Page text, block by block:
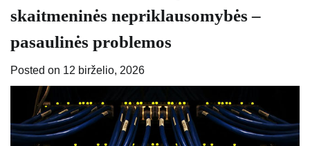
skaitmeninės nepriklausomybės –
pasaulinės problemos
Posted on 12 birželio, 2026